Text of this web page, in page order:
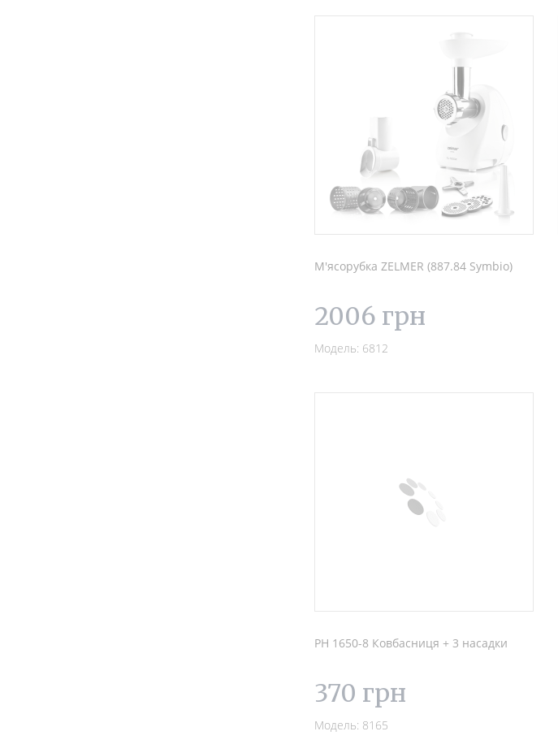
М'ясорубка ZELMER (887.84 Symbio)
2006 грн
Модель: 6812
PH 1650-8 Ковбасниця + 3 насадки
370 грн
Модель: 8165